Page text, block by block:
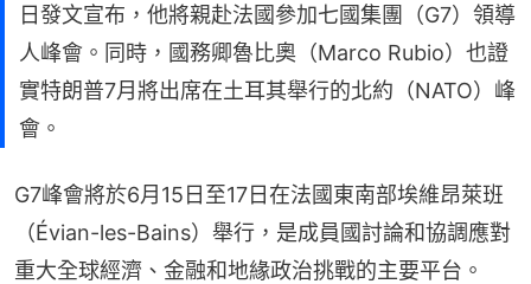
日發文宣布，他將親赴法國參加七國集團（G7）領導
人峰會。同時，國務卿魯比奧（Marco Rubio）也證
實特朗普7月將出席在土耳其舉行的北約（NATO）峰
會。
G7峰會將於6月15日至17日在法國東南部埃維昂萊班
（Évian-les-Bains）舉行，是成員國討論和協調應對
重大全球經濟、金融和地緣政治挑戰的主要平台。